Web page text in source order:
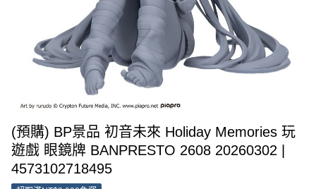
(預購) BP景品 初音未來 Holiday Memories 玩
遊戲 眼鏡牌 BANPRESTO 2608 20260302 |
4573102718495